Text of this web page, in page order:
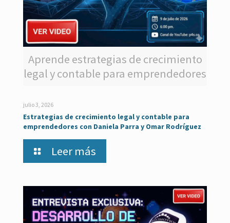
Aprende estrategias de crecimiento
legal y contable para emprendedores
julio 3, 2026
Estrategias de crecimiento legal y contable para
emprendedores con Daniela Parra y Omar Rodríguez
Leer más